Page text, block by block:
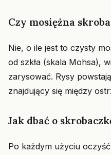
Czy mosiężna
Nie, o ile jest to czysty
od szkła (skala Mohsa),
zarysować. Rysy
znajdujący się między
Jak dbać o
Po każdym użyciu